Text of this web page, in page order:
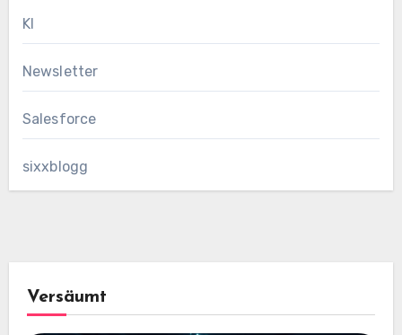
KI
Newsletter
Salesforce
sixxblogg
Versäumt